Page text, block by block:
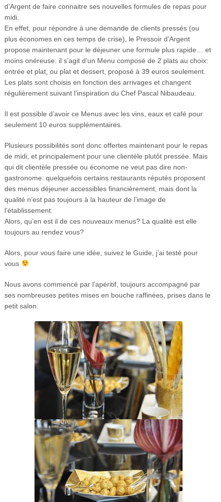
d’Argent de faire connaitre ses nouvelles formules de repas pour
midi.
En effet, pour répondre à une demande de clients pressés (ou
plus économes en ces temps de crise), le Pressoir d’Argent
propose maintenant pour le déjeuner une formule plus rapide… et
moins onéreuse: il s’agit d’un Menu composé de 2 plats au choix:
entrée et plat, ou plat et dessert, proposé à 39 euros seulement.
Les plats sont choisis en fonction des arrivages et changent
régulièrement suivant l’inspiration du Chef Pascal Nibaudeau.
Il est possible d’avoir ce Menus avec les vins, eaux et café pour
seulement 10 euros supplémentaires.
Plusieurs possibilités sont donc offertes maintenant pour le repas
de midi, et principalement pour une clientèle plutôt pressée. Mais
qui dit clientèle pressée ou économe ne veut pas dire non-
gastronome: quelquefois certains restaurants réputés proposent
des menus déjeuner accessibles financièrement, mais dont la
qualité n’est pas toujours à la hauteur de l’image de
l’établissement.
Alors, qu’en est il de ces nouveaux menus? La qualité est elle
toujours au rendez vous?
Alors, pour vous faire une idée, suivez le Guide, j’ai testé pour
vous
Nous avons commencé par l’apéritif, toujours accompagné par
ses nombreuses petites mises en bouche raffinées, prises dans le
petit salon: